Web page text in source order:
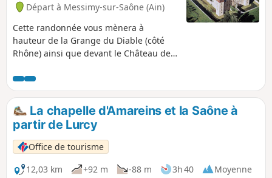
Départ à Messimy-sur-Saône (Ain)
Cette randonnée vous mènera à
hauteur de la Grange du Diable (côté
Rhône) ainsi que devant le Château de
La chapelle d'Amareins et la Saône à
partir de Lurcy
Office de tourisme
12,03 km
+92 m -88 m 3h 40
Moyenne